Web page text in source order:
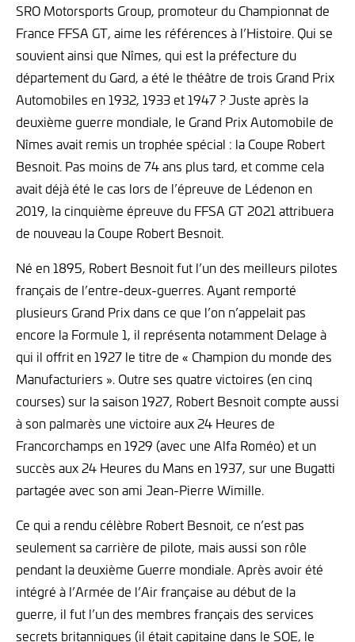
SRO Motorsports Group, promoteur du Championnat de
France FFSA GT, aime les références à l’Histoire. Qui se
souvient ainsi que Nîmes, qui est la préfecture du
département du Gard, a été le théâtre de trois Grand Prix
Automobiles en 1932, 1933 et 1947 ? Juste après la
deuxième guerre mondiale, le Grand Prix Automobile de
Nîmes avait remis un trophée spécial : la Coupe Robert
Besnoit. Pas moins de 74 ans plus tard, et comme cela
avait déjà été le cas lors de l’épreuve de Lédenon en
2019, la cinquième épreuve du FFSA GT 2021 attribuera
de nouveau la Coupe Robert Besnoit.
Né en 1895, Robert Besnoit fut l’un des meilleurs pilotes
français de l’entre-deux-guerres. Ayant remporté
plusieurs Grand Prix dans ce que l’on n’appelait pas
encore la Formule 1, il représenta notamment Delage à
qui il offrit en 1927 le titre de « Champion du monde des
Manufacturiers ». Outre ses quatre victoires (en cinq
courses) sur la saison 1927, Robert Besnoit compte aussi
à son palmarès une victoire aux 24 Heures de
Francorchamps en 1929 (avec une Alfa Roméo) et un
succès aux 24 Heures du Mans en 1937, sur une Bugatti
partagée avec son ami Jean-Pierre Wimille.
Ce qui a rendu célèbre Robert Besnoit, ce n’est pas
seulement sa carrière de pilote, mais aussi son rôle
pendant la deuxième Guerre mondiale. Après avoir été
intégré à l’Armée de l’Air française au début de la
guerre, il fut l’un des membres français des services
secrets britanniques (il était capitaine dans le SOE, le